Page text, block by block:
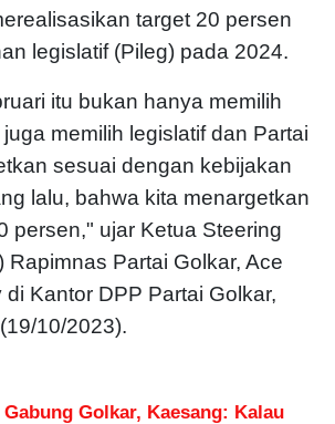
target 20 persen
legislatif (Pileg) pada 2024.
itu bukan hanya memilih
memilih legislatif dan Partai
sesuai dengan kebijakan
lalu, bahwa kita menargetkan
persen," ujar Ketua Steering
Rapimnas Partai Golkar, Ace
Kantor DPP Partai Golkar,
10/2023).
Golkar, Kaesang: Kalau